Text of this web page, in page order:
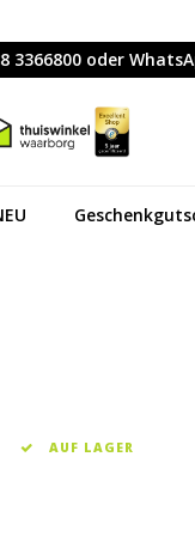
oder
AUF LAGER